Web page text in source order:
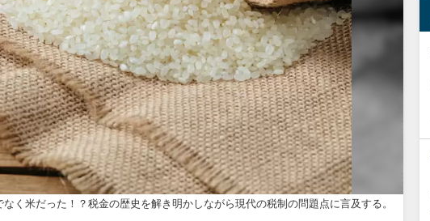
なく米だった！？税金の歴史を解き明かしながら現代の税制の問題点に言及する。